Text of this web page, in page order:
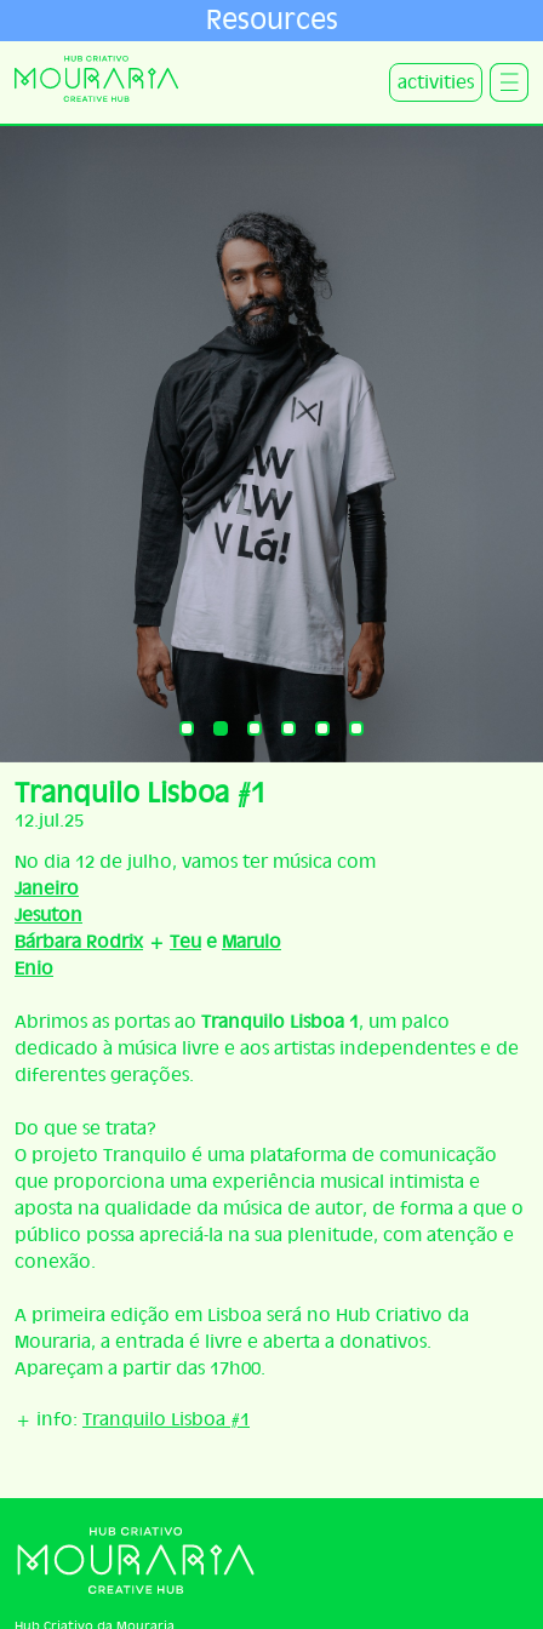
Resources
activities
Tranquilo Lisboa #1
12.jul.25
No dia 12 de julho, vamos ter música com
Janeiro
Jesuton
Bárbara Rodrix+ Teu e Marulo
Enio
Abrimos as portas ao Tranquilo Lisboa 1, um palco
dedicado à música livre e aos artistas independentes e de
diferentes gerações.
Do que se trata?
O projeto Tranquilo é uma plataforma de comunicação
que proporciona uma experiência musical intimista e
aposta na qualidade da música de autor, de forma a que o
público possa apreciá-la na sua plenitude, com atenção e
conexão.
A primeira edição em Lisboa será no Hub Criativo da
Mouraria, a entrada é livre e aberta a donativos.
Apareçam a partir das 17h00.
+ info: Tranquilo Lisboa #1
Hub Criativo da Mouraria